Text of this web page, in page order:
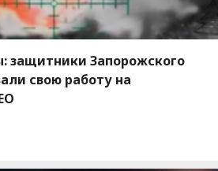
защитники Запорожского
свою работу на